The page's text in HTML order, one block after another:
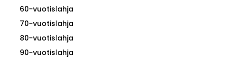
60-vuotislahja
70-vuotislahja
80-vuotislahja
90-vuotislahja